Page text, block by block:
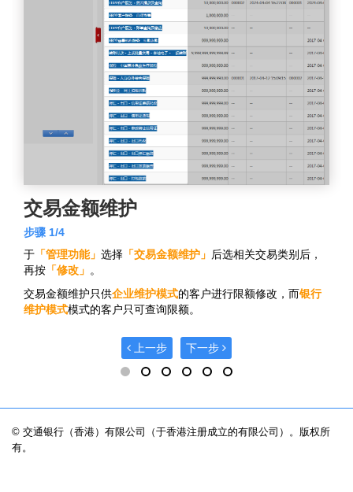
交易金额维护
步骤 1/4
于 「管理功能」 选择 「交易金额维护」 后选相关交易类别后，
再按 「修改」 。
交易金额维护只供企业维护模式的客户进行限额修改，而银行
维护模式模式的客户只可查询限额。
上一步 下一步
© 交通银行（香港）有限公司（于香港注册成立的有限公司）。版权所
有。